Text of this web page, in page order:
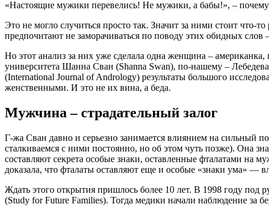
«Настоящие мужики перевелись! Не мужики, а бабы!», –
Это не могло случиться просто так. Значит за ними стоит что-
предпочитают не заморачиваться по поводу этих обидных слов
Но этот анализ за них уже сделала одна женщина –
университета Шанна Сван (Shanna Swan), по-нашему –
(International Journal of Andrology) результаты большого
женственными. И это не их вина, а беда.
Мужчина – страдательный залог
Г-жа Сван давно и серьезно занимается влиянием на сильный
сталкиваемся с ними постоянно, но об этом чуть позже). Она
составляют секрета особые знаки, оставленные фталатами на
доказала, что фталаты оставляют еще и особые «знаки ума» —
Ждать этого открытия пришлось более 10 лет. В 1998 году под
(Study for Future Families). Тогда медики начали наблюдение за